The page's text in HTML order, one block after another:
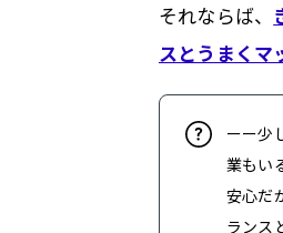
それならば、
スとうまくマ
ーー少
業もい
安心だ
ランス